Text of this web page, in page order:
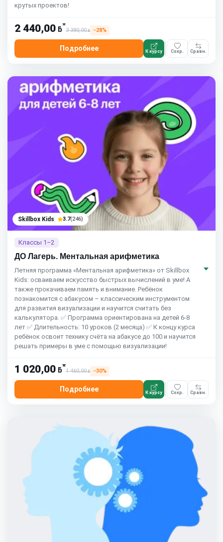
крутых проектов!
2 440,00 ƃ*
3 380,00ƃ −28%
Подробнее К курсу Сохр. Сравн.
Skillbox Kids 3.7(246)
Классы 1–2
ДО Лагерь. Ментальная арифметика
Летняя программа «Ментальная арифметика» от Skillbox
Kids: осваиваем искусство быстрых вычислений в уме! А
также прокачиваем память и внимание. Ребёнок
познакомится с абакусом – классическим инструментом
для развития визуализации и научится считать без
калькулятора. ✅ Программа ориентирована на детей 6-8
лет ✅ Длительность: 10 уроков (2 месяца) ✅ К концу курса
ребёнок освоит технику счёта на абакусе до 100 и научится
решать примеры в уме с помощью визуализации!
1 020,00 ƃ*
1 460,00ƃ −30%
Подробнее К курсу Сохр. Сравн.